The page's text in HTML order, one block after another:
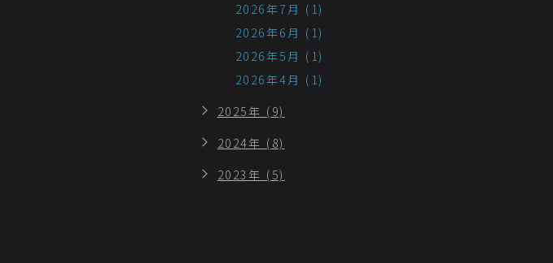
2026年7月 (1)
2026年6月 (1)
2026年5月 (1)
2026年4月 (1)
2025年 (9)
2024年 (8)
2023年 (5)